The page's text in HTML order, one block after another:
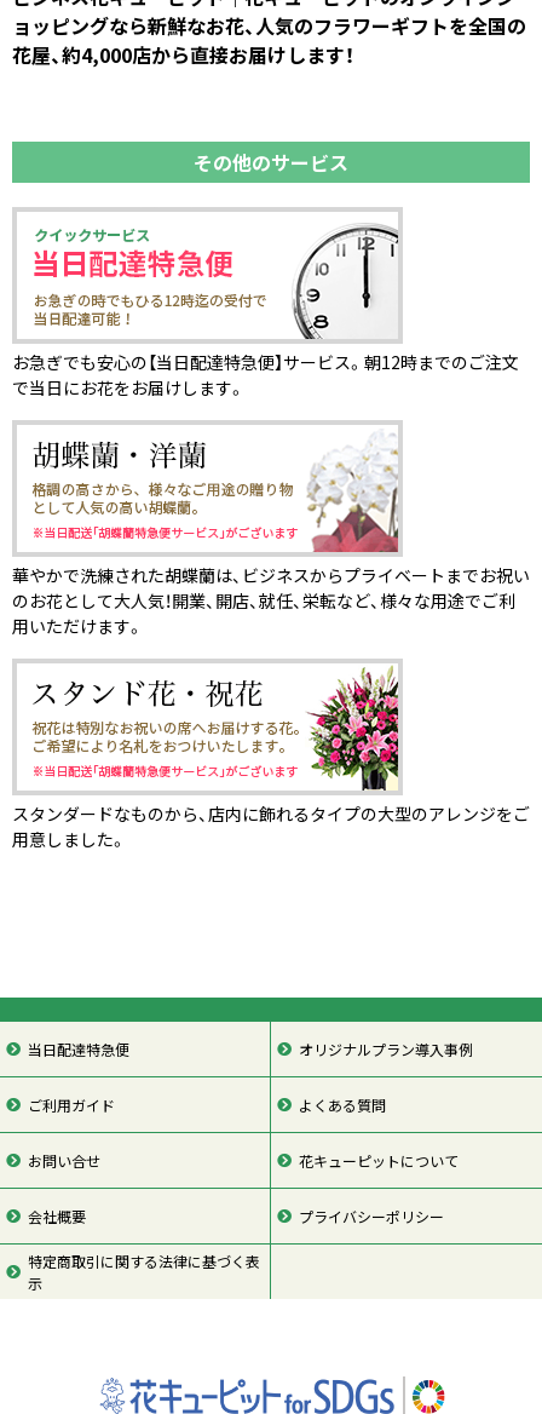
ョッピングなら新鮮なお花、人気のフラワーギフトを全国の
花屋、約4,000店から直接お届けします！
その他のサービス
お急ぎでも安心の【当日配達特急便】サービス。朝12時までのご注文
で当日にお花をお届けします。
華やかで洗練された胡蝶蘭は、ビジネスからプライベートまでお祝い
のお花として大人気！開業、開店、就任、栄転など、様々な用途でご利
用いただけます。
スタンダードなものから、店内に飾れるタイプの大型のアレンジをご
用意しました。
当日配達特急便 オリジナルプラン導入事例
ご利用ガイド よくある質問
お問い合せ 花キューピットについて
会社概要 プライバシーポリシー
特定商取引に関する法律に基づく表
示